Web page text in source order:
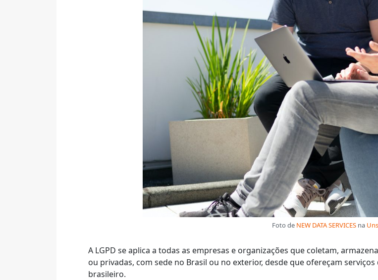
Foto de NEW DATA SERVICESna
A LGPD se aplica a todas as empresas e organizações que coletam,
ou privadas, com sede no Brasil ou no exterior, desde que ofereçam
brasileiro.